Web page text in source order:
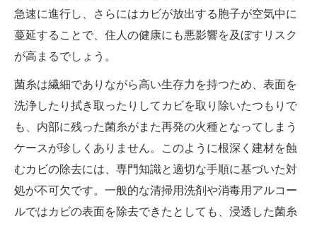
急速に進行し、さらにはカビが放出する胞子が空気中に
蔓延することで、住人の健康にも悪影響を及ぼすリスク
が高まるでしょう。
菌糸は繊細でありながら高い生存力を持つため、表面を
洗浄したり拭き取ったりしてカビを取り除いたつもりで
も、内部に残った菌糸がまた再発の火種となってしまう
ケースが珍しくありません。このように根深く建材を蝕
むカビの除去には、専門知識と適切な手順に基づいた対
処が不可欠です。一般的な清掃用洗剤や消毒用アルコー
ルではカビの表面を除去できたとしても、浸透した菌糸